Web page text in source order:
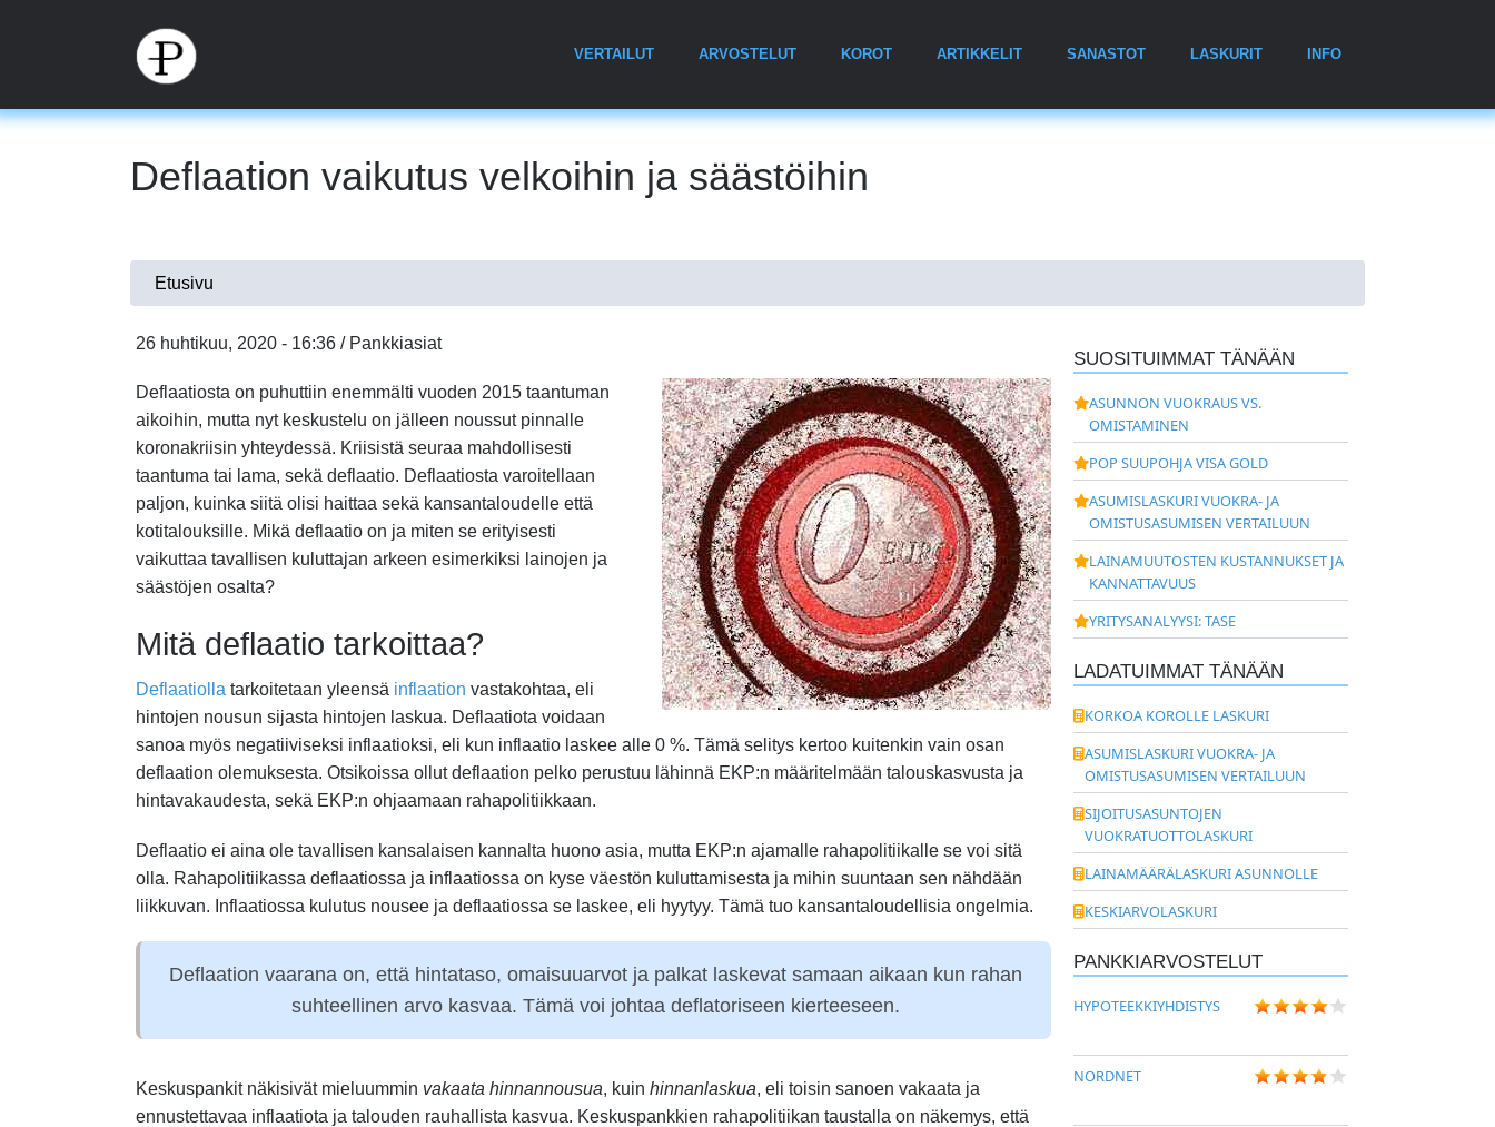
VERTAILUT ARVOSTELUT KOROT ARTIKKELIT SANASTOT LASKURIT INFO
Deflaation vaikutus velkoihin ja säästöihin
Olet
täällä
Etusivu
26 huhtikuu, 2020 - 16:36 / Pankkiasiat
Deflaatiosta on puhuttiin enemmälti vuoden 2015 taantuman
aikoihin, mutta nyt keskustelu on jälleen noussut pinnalle
koronakriisin yhteydessä. Kriisistä seuraa mahdollisesti
taantuma tai lama, sekä deflaatio. Deflaatiosta varoitellaan
paljon, kuinka siitä olisi haittaa sekä kansantaloudelle että
kotitalouksille. Mikä deflaatio on ja miten se erityisesti
vaikuttaa tavallisen kuluttajan arkeen esimerkiksi lainojen ja
säästöjen osalta?
Mitä deflaatio tarkoittaa?
Deflaatiolla tarkoitetaan yleensä inflaation vastakohtaa, eli
hintojen nousun sijasta hintojen laskua. Deflaatiota voidaan
sanoa myös negatiiviseksi inflaatioksi, eli kun inflaatio laskee alle 0 %. Tämä selitys kertoo kuitenkin vain osan
deflaation olemuksesta. Otsikoissa ollut deflaation pelko perustuu lähinnä EKP:n määritelmään talouskasvusta ja
hintavakaudesta, sekä EKP:n ohjaamaan rahapolitiikkaan.
Deflaatio ei aina ole tavallisen kansalaisen kannalta huono asia, mutta EKP:n ajamalle rahapolitiikalle se voi sitä
olla. Rahapolitiikassa deflaatiossa ja inflaatiossa on kyse väestön kuluttamisesta ja mihin suuntaan sen nähdään
liikkuvan. Inflaatiossa kulutus nousee ja deflaatiossa se laskee, eli hyytyy. Tämä tuo kansantaloudellisia ongelmia.
Deflaation vaarana on, että hintataso, omaisuuarvot ja palkat laskevat samaan aikaan kun rahan
suhteellinen arvo kasvaa. Tämä voi johtaa deflatoriseen kierteeseen.
Keskuspankit näkisivät mieluummin vakaata hinnannousua, kuin hinnanlaskua, eli toisin sanoen vakaata ja
ennustettavaa inflaatiota ja talouden rauhallista kasvua. Keskuspankkien rahapolitiikan taustalla on näkemys, että
SUOSITUIMMAT TÄNÄÄN
ASUNNON VUOKRAUS VS.
OMISTAMINEN
POP SUUPOHJA VISA GOLD
ASUMISLASKURI VUOKRA- JA
OMISTUSASUMISEN VERTAILUUN
LAINAMUUTOSTEN KUSTANNUKSET JA
KANNATTAVUUS
YRITYSANALYYSI: TASE
LADATUIMMAT TÄNÄÄN
KORKOA KOROLLE LASKURI
ASUMISLASKURI VUOKRA- JA
OMISTUSASUMISEN VERTAILUUN
SIJOITUSASUNTOJEN
VUOKRATUOTTOLASKURI
LAINAMÄÄRÄLASKURI ASUNNOLLE
KESKIARVOLASKURI
PANKKIARVOSTELUT
HYPOTEEKKIYHDISTYS
NORDNET